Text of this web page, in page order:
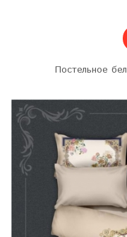
Постельное